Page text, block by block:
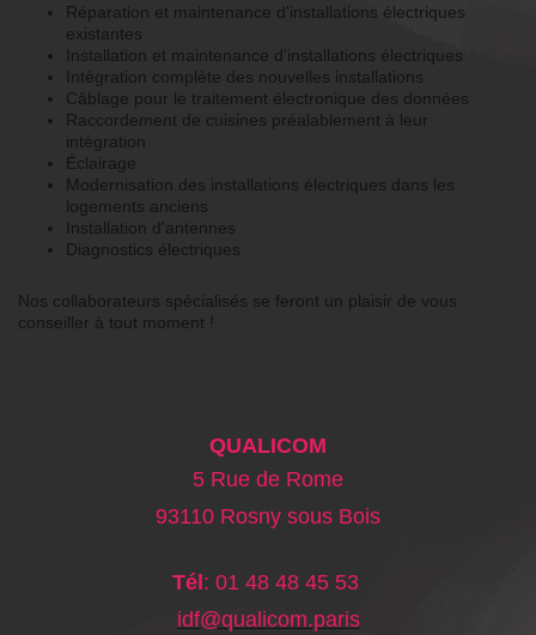
Réparation et maintenance d'installations électriques
existantes
Installation et maintenance d'installations électriques
Intégration complète des nouvelles installations
Câblage pour le traitement électronique des données
Raccordement de cuisines préalablement à leur
intégration
Éclairage
Modernisation des installations électriques dans les
logements anciens
Installation d'antennes
Diagnostics électriques
Nos collaborateurs spécialisés se feront un plaisir de vous
conseiller à tout moment !
QUALICOM
5 Rue de Rome
93110 Rosny sous Bois
Tél: 01 48 48 45 53
idf@qualicom.paris